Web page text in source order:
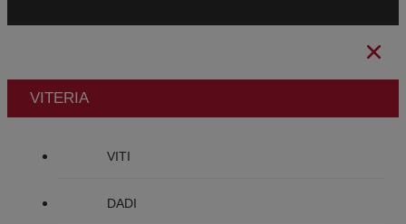
VITERIA
VITI
DADI